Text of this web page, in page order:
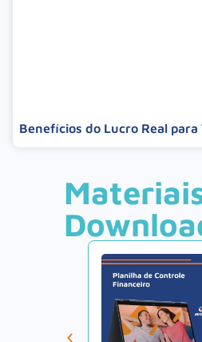
Benefícios do Lucro Real